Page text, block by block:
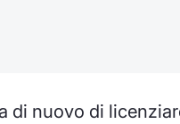
di nuovo di